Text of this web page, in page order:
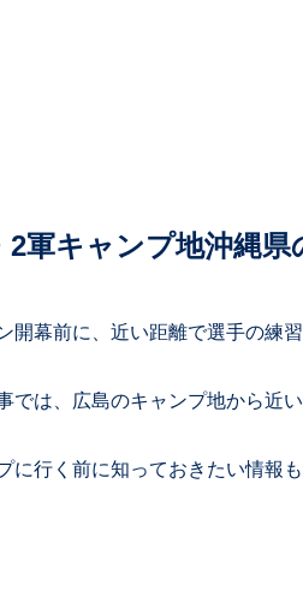
2軍キャンプ地沖縄
開幕前に、近い距離で選手の練
では、広島のキャンプ地から近
に行く前に知っておきたい情報